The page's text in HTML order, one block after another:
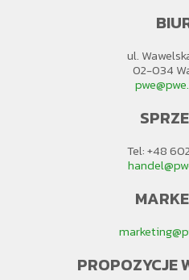
ul.
02-034
Tel: +48
PROPOZYCJE